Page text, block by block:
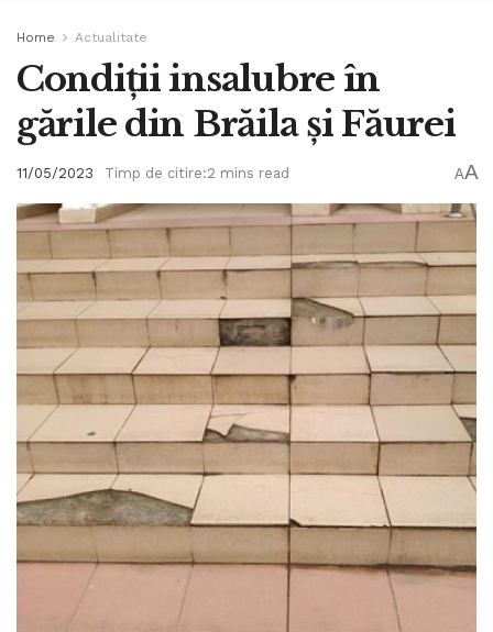
Home Actualitate
Condiții insalubre în
gările din Brăila și Făurei
11/05/2023 Timp de citire:2 mins read AA